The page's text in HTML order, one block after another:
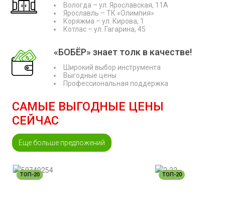
Вологда – ул. Ярославская, 11А
Ярославль – ТК «Олимпия»
Коряжма – ул. Кирова, 1
Котлас – ул. Гагарина, 45
«БОБЁР» знает толк в качестве!
Широкий выбор инструмента
Выгодные цены
Профессиональная поддержка
САМЫЕ ВЫГОДНЫЕ ЦЕНЫ
СЕЙЧАС
Еще больше предложений
ТОП-20 ТОП-20